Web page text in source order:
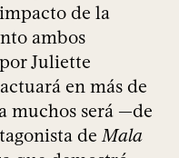
de la
ambos
Juliette
en más de
muchos será —de
deMala